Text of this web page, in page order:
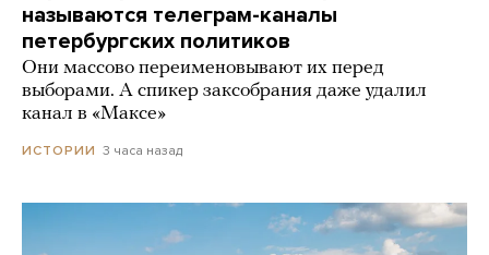
называются телеграм-каналы
петербургских политиков
Они массово переименовывают их перед
выборами. А спикер заксобрания даже удалил
канал в «Максе»
ИСТОРИИ 3 часа назад